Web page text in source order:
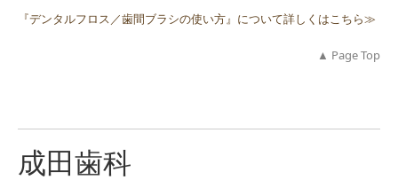
『デンタルフロス／歯間ブラシの使い方』について詳しくはこちら≫
▲ PageTop
成田歯科